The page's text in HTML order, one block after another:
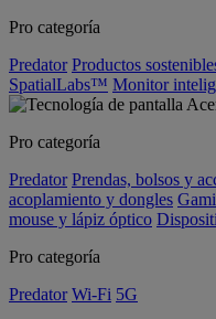
Pro categoría
Predator Productos
SpatialLabs™ Monitor
Pro categoría
Predator Prendas, bolsos y
acoplamiento y dongles
mouse y lápiz óptico
Pro categoría
Predator Wi-Fi 5G